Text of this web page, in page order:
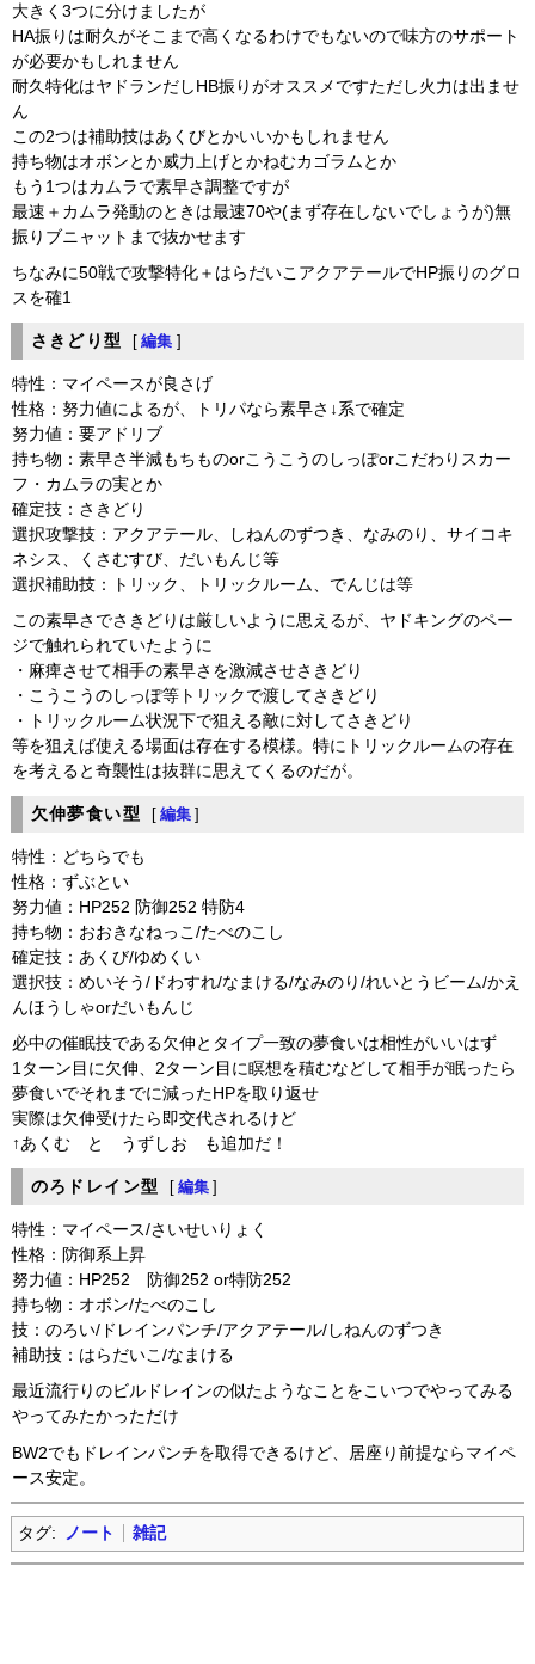
大きく3つに分けましたが
HA振りは耐久がそこまで高くなるわけでもないので味方のサポート
が必要かもしれません
耐久特化はヤドランだしHB振りがオススメですただし火力は出ませ
ん
この2つは補助技はあくびとかいいかもしれません
持ち物はオボンとか威力上げとかねむカゴラムとか
もう1つはカムラで素早さ調整ですが
最速＋カムラ発動のときは最速70や(まず存在しないでしょうが)無
振りブニャットまで抜かせます
ちなみに50戦で攻撃特化＋はらだいこアクアテールでHP振りのグロ
スを確1
さきどり型 [ 編集 ]
特性：マイペースが良さげ
性格：努力値によるが、トリパなら素早さ↓系で確定
努力値：要アドリブ
持ち物：素早さ半減もちものorこうこうのしっぽorこだわりスカー
フ・カムラの実とか
確定技：さきどり
選択攻撃技：アクアテール、しねんのずつき、なみのり、サイコキ
ネシス、くさむすび、だいもんじ等
選択補助技：トリック、トリックルーム、でんじは等
この素早さでさきどりは厳しいように思えるが、ヤドキングのペー
ジで触れられていたように
・麻痺させて相手の素早さを激減させさきどり
・こうこうのしっぽ等トリックで渡してさきどり
・トリックルーム状況下で狙える敵に対してさきどり
等を狙えば使える場面は存在する模様。特にトリックルームの存在
を考えると奇襲性は抜群に思えてくるのだが。
欠伸夢食い型 [ 編集 ]
特性：どちらでも
性格：ずぶとい
努力値：HP252 防御252 特防4
持ち物：おおきなねっこ/たべのこし
確定技：あくび/ゆめくい
選択技：めいそう/ドわすれ/なまける/なみのり/れいとうビーム/かえ
んほうしゃorだいもんじ
必中の催眠技である欠伸とタイプ一致の夢食いは相性がいいはず
1ターン目に欠伸、2ターン目に瞑想を積むなどして相手が眠ったら
夢食いでそれまでに減ったHPを取り返せ
実際は欠伸受けたら即交代されるけど
↑あくむ と うずしお も追加だ！
のろドレイン型 [ 編集 ]
特性：マイペース/さいせいりょく
性格：防御系上昇
努力値：HP252 防御252 or特防252
持ち物：オボン/たべのこし
技：のろい/ドレインパンチ/アクアテール/しねんのずつき
補助技：はらだいこ/なまける
最近流行りのビルドレインの似たようなことをこいつでやってみる
やってみたかっただけ
BW2でもドレインパンチを取得できるけど、居座り前提ならマイペ
ース安定。
タグ: ノート 雑記